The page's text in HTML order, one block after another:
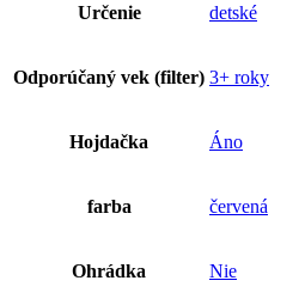
Určenie detské
Odporúčaný vek (filter) 3+ roky
Hojdačka Áno
farba červená
Ohrádka Nie